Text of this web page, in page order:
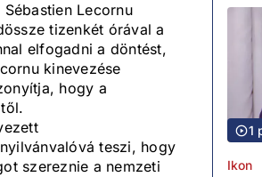
Lecornu
tizenkét órával a
elfogadni a döntést,
kinevezése
hogy a
teszi, hogy
szereznie a nemzeti
1
Ikon